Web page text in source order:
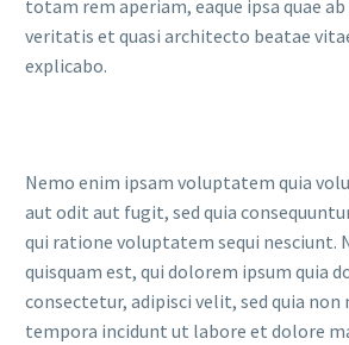
totam rem aperiam, eaque ipsa quae
veritatis et quasi architecto beatae
explicabo.
Nemo enim ipsam voluptatem quia
aut odit aut fugit, sed quia
qui ratione voluptatem sequi nesciunt.
quisquam est, qui dolorem ipsum quia
consectetur, adipisci velit, sed quia non
tempora incidunt ut labore et dolore